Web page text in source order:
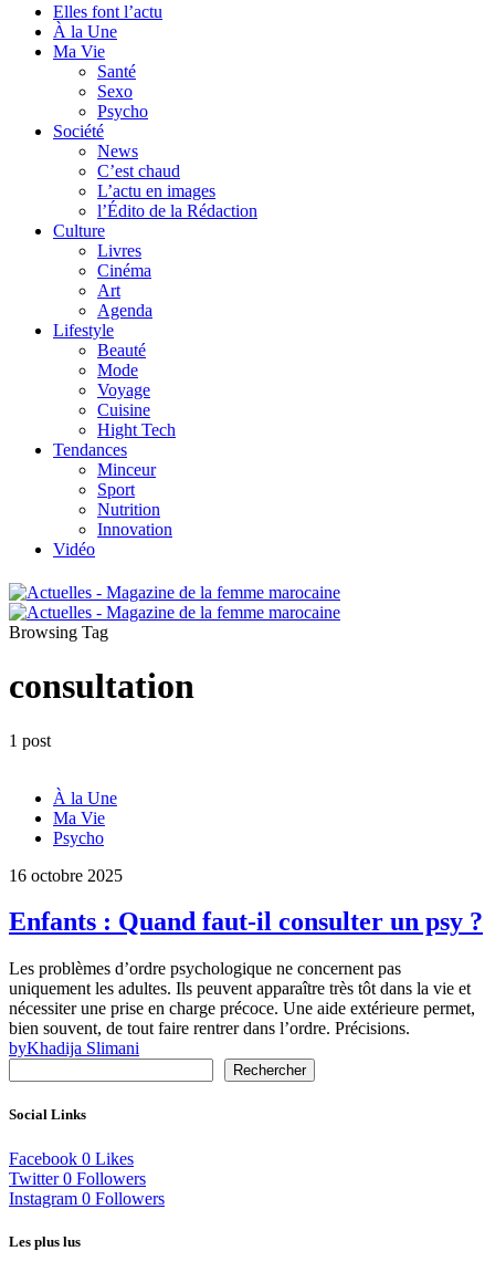
Elles font l’actu
À la Une
Ma Vie
Santé
Sexo
Psycho
Société
News
C’est chaud
L’actu en images
l’Édito de la Rédaction
Culture
Livres
Cinéma
Art
Agenda
Lifestyle
Beauté
Mode
Voyage
Cuisine
Hight Tech
Tendances
Minceur
Sport
Nutrition
Innovation
Vidéo
Browsing Tag
consultation
1 post
À la Une
Ma Vie
Psycho
16 octobre 2025
Enfants : Quand faut-il consulter un psy ?
Les problèmes d’ordre psychologique ne concernent pas
uniquement les adultes. Ils peuvent apparaître très tôt dans la vie et
nécessiter une prise en charge précoce. Une aide extérieure permet,
bien souvent, de tout faire rentrer dans l’ordre. Précisions.
byKhadija Slimani
Rechercher
Social Links
Facebook 0 Likes
Twitter 0 Followers
Instagram 0 Followers
Les plus lus